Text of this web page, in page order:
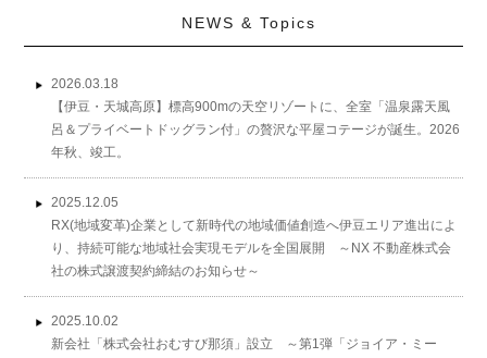
NEWS & Topics
2026.03.18
【伊豆・天城高原】標高900mの天空リゾートに、全室「温泉露天風
呂＆プライベートドッグラン付」の贅沢な平屋コテージが誕生。2026
年秋、竣工。
2025.12.05
RX(地域変革)企業として新時代の地域価値創造へ伊豆エリア進出によ
り、持続可能な地域社会実現モデルを全国展開 ～NX 不動産株式会
社の株式譲渡契約締結のお知らせ～
2025.10.02
新会社「株式会社おむすび那須」設立 ～第1弾「ジョイア・ミー